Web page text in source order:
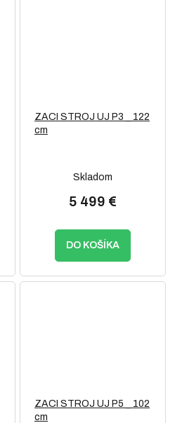
ZACI STROJ UJ P3 _ 122
cm
Skladom
5 499 €
DO KOŠÍKA
ZACI STROJ UJ P5 _ 102
cm